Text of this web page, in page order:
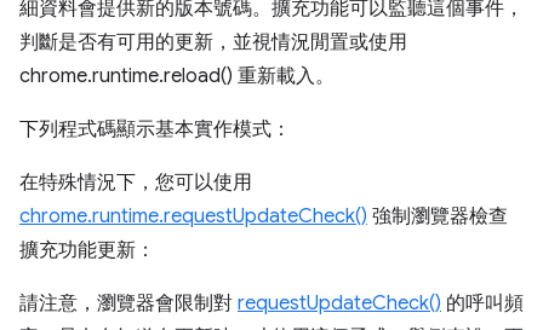
細資料會提供新的版本號碼。擴充功能可以監聽這個事件，
判斷是否有可用的更新，並視情況閒置或使用
chrome.runtime.reload() 重新載入。
下列程式碼顯示基本實作模式：
在特殊情況下，您可以使用
chrome.runtime.requestUpdateCheck() 強制瀏覽器檢查
擴充功能更新：
請注意，瀏覽器會限制對 requestUpdateCheck() 的呼叫頻